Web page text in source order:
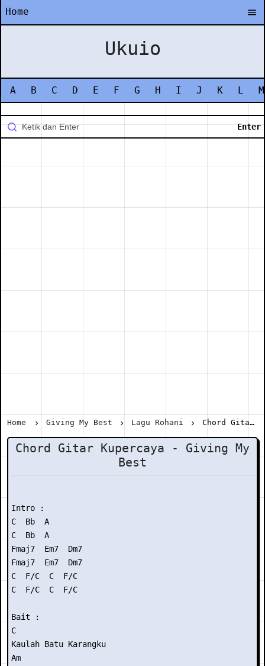
Home
Ukuio
A B C D E F G H I J K L M
Home Giving My Best Lagu Rohani Chord Gitar Kupercaya - Giving My Best
Chord Gitar Kupercaya - Giving My
Best
Intro :
C  Bb  A
C  Bb  A
Fmaj7  Em7  Dm7
Fmaj7  Em7  Dm7
C  F/C  C  F/C
C  F/C  C  F/C
Bait :
C
Kaulah Batu Karangku
Am